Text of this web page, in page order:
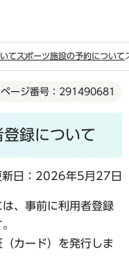
てスポーツ施設の予約について
ページ番号：291490681
録について
新日：2026年5月27日
、事前に利用者登録
カード）を発行しま